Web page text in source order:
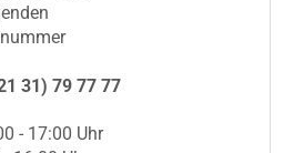
31) 79 77 77
- 17:00 Uhr